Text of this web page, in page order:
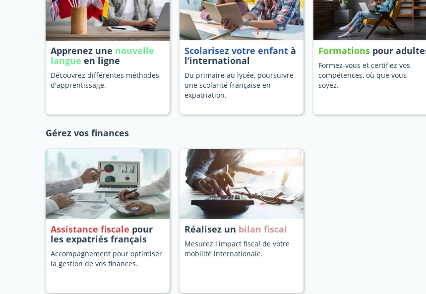
Apprenez une nouvelle
langue en ligne
Découvrez différentes méthodes
d'apprentissage.
Scolarisez votre enfant à
l’international
Du primaire au lycée, poursuivre
une scolarité française en
expatriation.
Formations pour
Formez-vous et certifiez vos
compétences, où que vous
soyez.
Gérez vos finances
Assistance fiscale pour
les expatriés français
Accompagnement pour optimiser
la gestion de vos finances.
Réalisez un bilan fiscal
Mesurez l'impact fiscal de votre
mobilité internationale.